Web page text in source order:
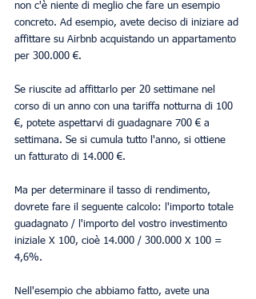
non c'è niente di meglio che fare un esempio
concreto. Ad esempio, avete deciso di iniziare ad
affittare su Airbnb acquistando un appartamento
per 300.000 €.
Se riuscite ad affittarlo per 20 settimane nel
corso di un anno con una tariffa notturna di 100
€, potete aspettarvi di guadagnare 700 € a
settimana. Se si cumula tutto l'anno, si ottiene
un fatturato di 14.000 €.
Ma per determinare il tasso di rendimento,
dovrete fare il seguente calcolo: l'importo totale
guadagnato / l'importo del vostro investimento
iniziale X 100, cioè 14.000 / 300.000 X 100 =
4,6%.
Nell'esempio che abbiamo fatto, avete una